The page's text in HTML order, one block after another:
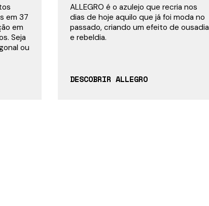
em 37
em
Seja
ou
ALLEGRO é o azulejo que recria nos
dias de hoje aquilo que já foi moda no
passado, criando um efeito de ousadia
e rebeldia.
DESCOBRIR ALLEGRO